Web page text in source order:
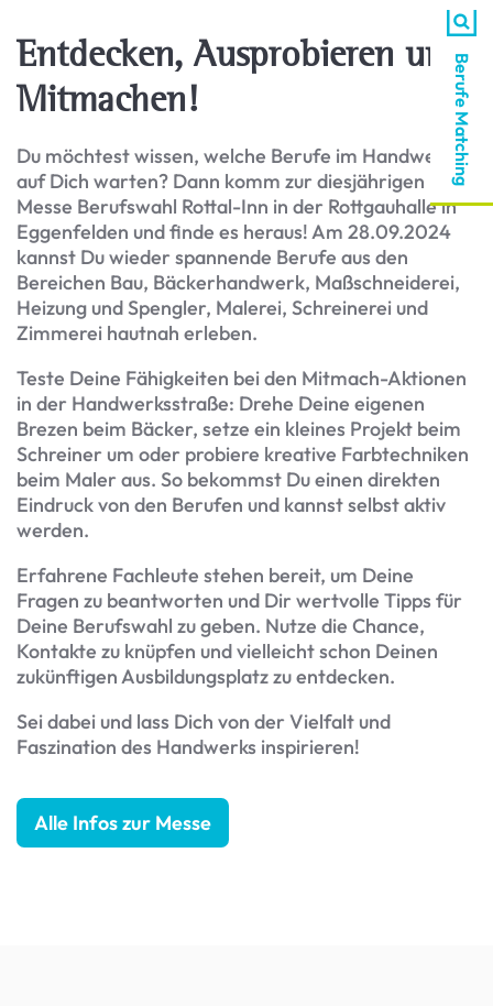
Berufe Matching
Entdecken, Ausprobieren und
Mitmachen!
Du möchtest wissen, welche Berufe im Handwerk
auf Dich warten? Dann komm zur diesjährigen
Messe Berufswahl Rottal-Inn in der Rottgauhalle in
Eggenfelden und finde es heraus! Am 28.09.2024
kannst Du wieder spannende Berufe aus den
Bereichen Bau, Bäckerhandwerk, Maßschneiderei,
Heizung und Spengler, Malerei, Schreinerei und
Zimmerei hautnah erleben.
Teste Deine Fähigkeiten bei den Mitmach-Aktionen
in der Handwerksstraße: Drehe Deine eigenen
Brezen beim Bäcker, setze ein kleines Projekt beim
Schreiner um oder probiere kreative Farbtechniken
beim Maler aus. So bekommst Du einen direkten
Eindruck von den Berufen und kannst selbst aktiv
werden.
Erfahrene Fachleute stehen bereit, um Deine
Fragen zu beantworten und Dir wertvolle Tipps für
Deine Berufswahl zu geben. Nutze die Chance,
Kontakte zu knüpfen und vielleicht schon Deinen
zukünftigen Ausbildungsplatz zu entdecken.
Sei dabei und lass Dich von der Vielfalt und
Faszination des Handwerks inspirieren!
Alle Infos zur Messe